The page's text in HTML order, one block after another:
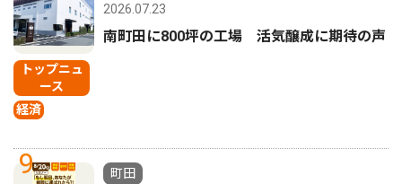
トップニュ
ース
経済
2026.07.23
南町田に800坪の工場 活気醸成に期待の声
9
町田